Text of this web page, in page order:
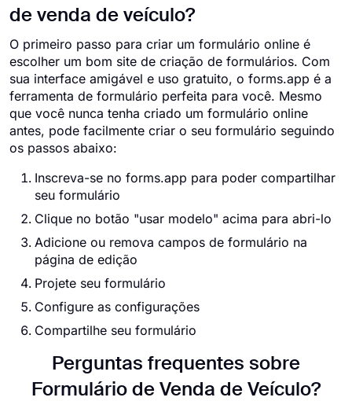
de venda de veículo?
O primeiro passo para criar um formulário online é
escolher um bom site de criação de formulários. Com
sua interface amigável e uso gratuito, o forms.app é a
ferramenta de formulário perfeita para você. Mesmo
que você nunca tenha criado um formulário online
antes, pode facilmente criar o seu formulário seguindo
os passos abaixo:
Inscreva-se no forms.app para poder compartilhar
seu formulário
Clique no botão "usar modelo" acima para abri-lo
Adicione ou remova campos de formulário na
página de edição
Projete seu formulário
Configure as configurações
Compartilhe seu formulário
Perguntas frequentes sobre
Formulário de Venda de Veículo?